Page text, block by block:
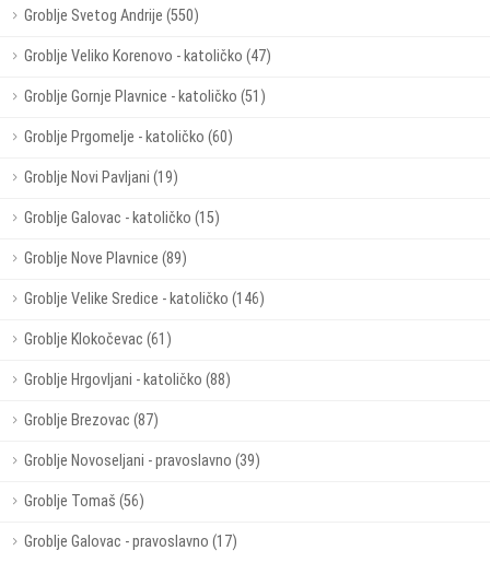
Groblje Svetog Andrije (550)
Groblje Veliko Korenovo - katoličko (47)
Groblje Gornje Plavnice - katoličko (51)
Groblje Prgomelje - katoličko (60)
Groblje Novi Pavljani (19)
Groblje Galovac - katoličko (15)
Groblje Nove Plavnice (89)
Groblje Velike Sredice - katoličko (146)
Groblje Klokočevac (61)
Groblje Hrgovljani - katoličko (88)
Groblje Brezovac (87)
Groblje Novoseljani - pravoslavno (39)
Groblje Tomaš (56)
Groblje Galovac - pravoslavno (17)